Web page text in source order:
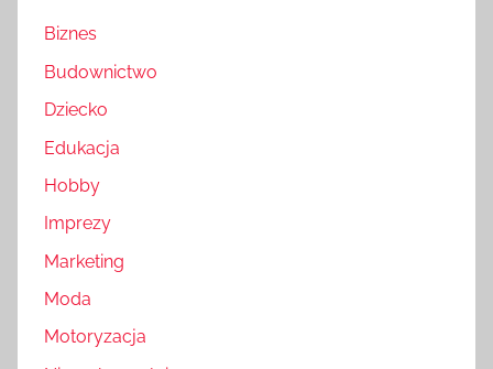
Biznes
Budownictwo
Dziecko
Edukacja
Hobby
Imprezy
Marketing
Moda
Motoryzacja